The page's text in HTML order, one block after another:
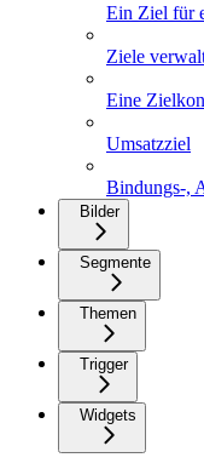
Ein Ziel für
Ziele
Eine
Umsatzziel
Bindungs-,
Bilder
Segmente
Themen
Trigger
Widgets